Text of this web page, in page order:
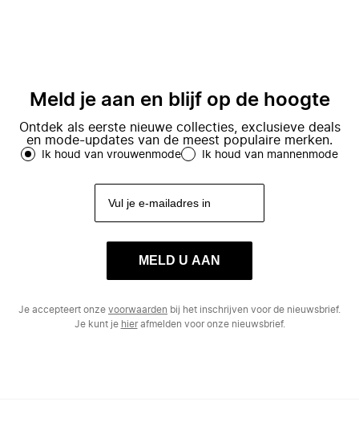
Meld je aan en blijf op de hoogte
Ontdek als eerste nieuwe collecties, exclusieve deals
en mode-updates van de meest populaire merken.
Ik houd van vrouwenmode Ik houd van mannenmode
MELD U AAN
Je accepteert onze voorwaarden bij het inschrijven voor de nieuwsbrief.
Je kunt je hierafmelden voor onze nieuwsbrief.